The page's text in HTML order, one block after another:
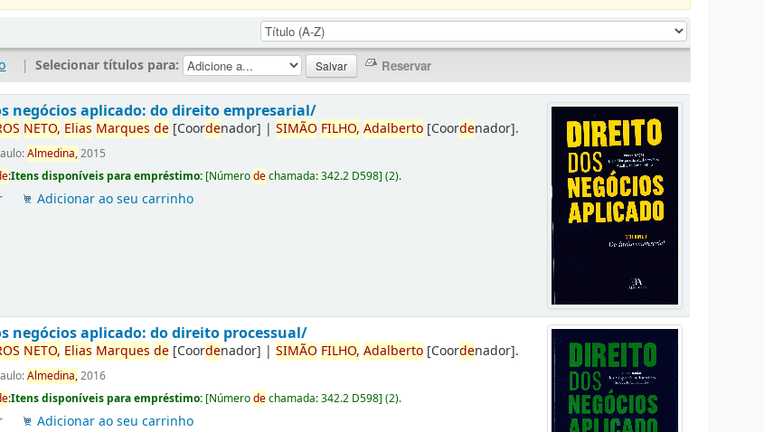
| Selecionar títulos para:
negócios aplicado: do direito empresarial/
NETO, Elias Marques de [Coordenador] |SIMÃO FILHO, Adalberto [Coordenador].
Almedina,2015
:Itens disponíveis para empréstimo: [Númerodechamada:342.2 D598](2).
Adicionar ao seu carrinho
negócios aplicado: do direito processual/
NETO, Elias Marques de [Coordenador] |SIMÃO FILHO, Adalberto [Coordenador].
Almedina,2016
:Itens disponíveis para empréstimo: [Númerodechamada:342.2 D598](2).
Adicionar ao seu carrinho